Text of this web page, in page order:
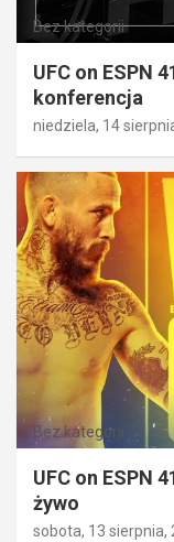
Bez kategorii
UFC on ESPN
konferencja
niedziela, 14
Bez kategorii
UFC on ESPN
żywo
sobota, 13 sierpnia,